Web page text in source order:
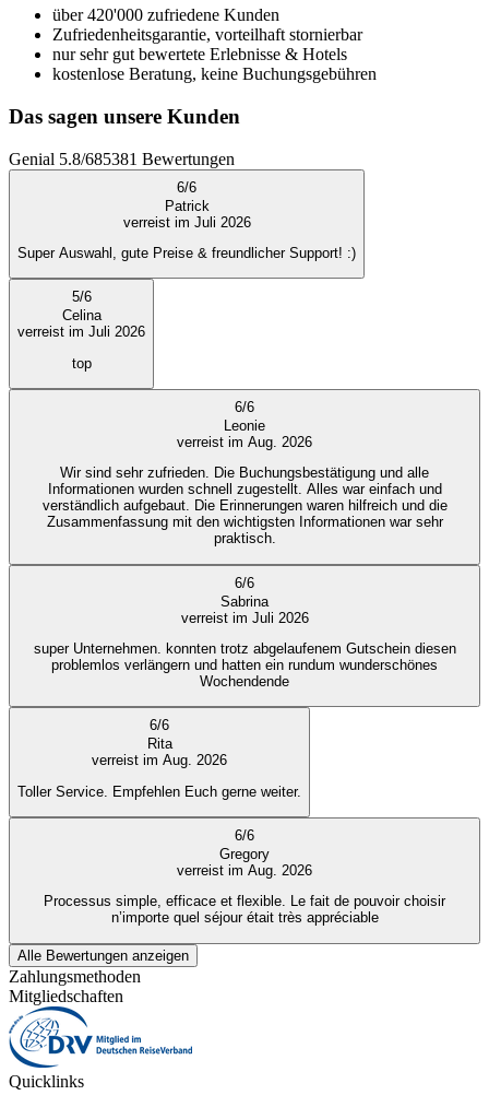
über 420'000 zufriedene Kunden
Zufriedenheitsgarantie, vorteilhaft stornierbar
nur sehr gut bewertete Erlebnisse & Hotels
kostenlose Beratung, keine Buchungsgebühren
Das sagen unsere Kunden
Genial 5.8/685381 Bewertungen
6/6
Patrick
verreist im Juli 2026
Super Auswahl, gute Preise & freundlicher Support! :)
5/6
Celina
verreist im Juli 2026
top
6/6
Leonie
verreist im Aug. 2026
Wir sind sehr zufrieden. Die Buchungsbestätigung und alle
Informationen wurden schnell zugestellt. Alles war einfach und
verständlich aufgebaut. Die Erinnerungen waren hilfreich und die
Zusammenfassung mit den wichtigsten Informationen war sehr
praktisch.
6/6
Sabrina
verreist im Juli 2026
super Unternehmen. konnten trotz abgelaufenem Gutschein diesen
problemlos verlängern und hatten ein rundum wunderschönes
Wochendende
6/6
Rita
verreist im Aug. 2026
Toller Service. Empfehlen Euch gerne weiter.
6/6
Gregory
verreist im Aug. 2026
Processus simple, efficace et flexible. Le fait de pouvoir choisir
n’importe quel séjour était très appréciable
Alle Bewertungen anzeigen
Zahlungsmethoden
Mitgliedschaften
Quicklinks